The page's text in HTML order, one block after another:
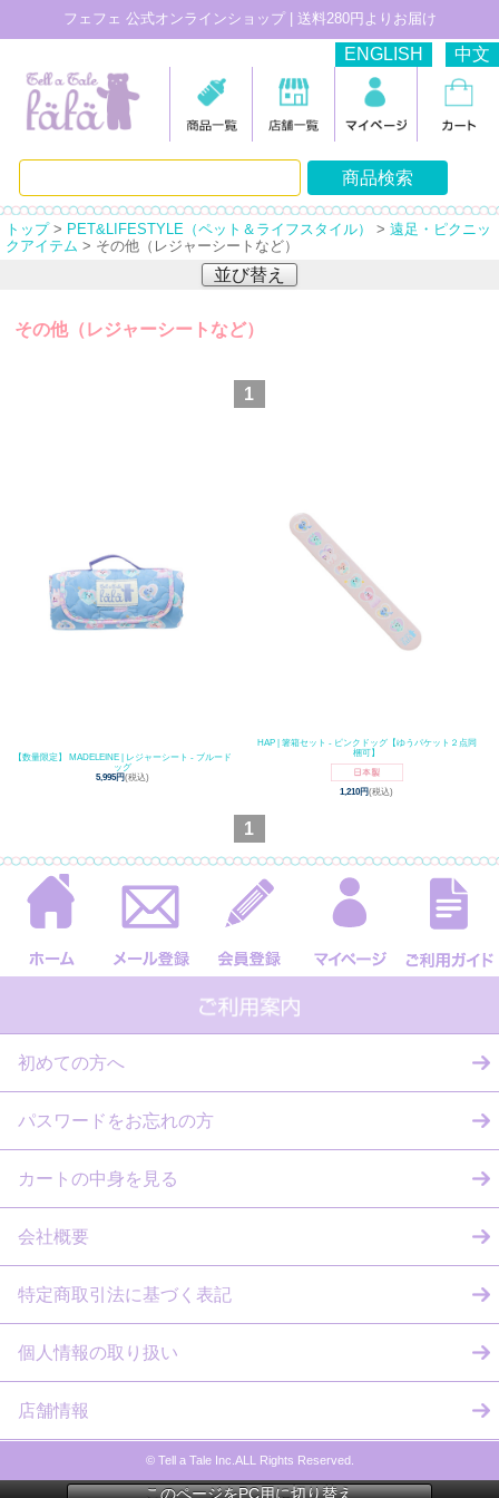
フェフェ 公式オンラインショップ | 送料280円よりお届け
ENGLISH 中文
トップ> PET&LIFESTYLE（ペット＆ライフスタイル） > 遠足・ピクニッ
クアイテム > その他（レジャーシートなど）
並び替え
その他（レジャーシートなど）
1
【数量限定】 MADELEINE | レジャーシート - ブルード
ッグ
5,995円(税込)
HAP | 箸箱セット - ピンクドッグ【ゆうパケット２点同
梱可】
1,210円(税込)
1
初めての方へ
パスワードをお忘れの方
カートの中身を見る
会社概要
特定商取引法に基づく表記
個人情報の取り扱い
店舗情報
© Tell a Tale Inc.ALL Rights Reserved.
このページをPC用に切り替え